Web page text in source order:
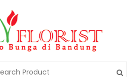
Bandung